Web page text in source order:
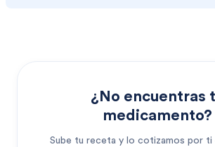
¿No encuentras
medicamento?
Sube tu receta y lo cotizamos por ti